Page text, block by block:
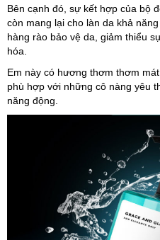
Bên cạnh đó, sự kết hợp của bộ
còn mang lại cho làn da khả
hàng rào bảo vệ da, giảm thiểu
hóa.
Em này có hương thơm thơm
phù hợp với những cô nàng yêu
năng động.